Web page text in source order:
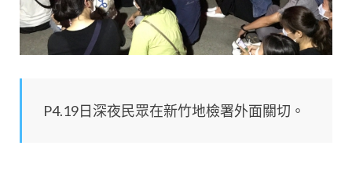
P4.19日深夜民眾在新竹地檢署外面關切。